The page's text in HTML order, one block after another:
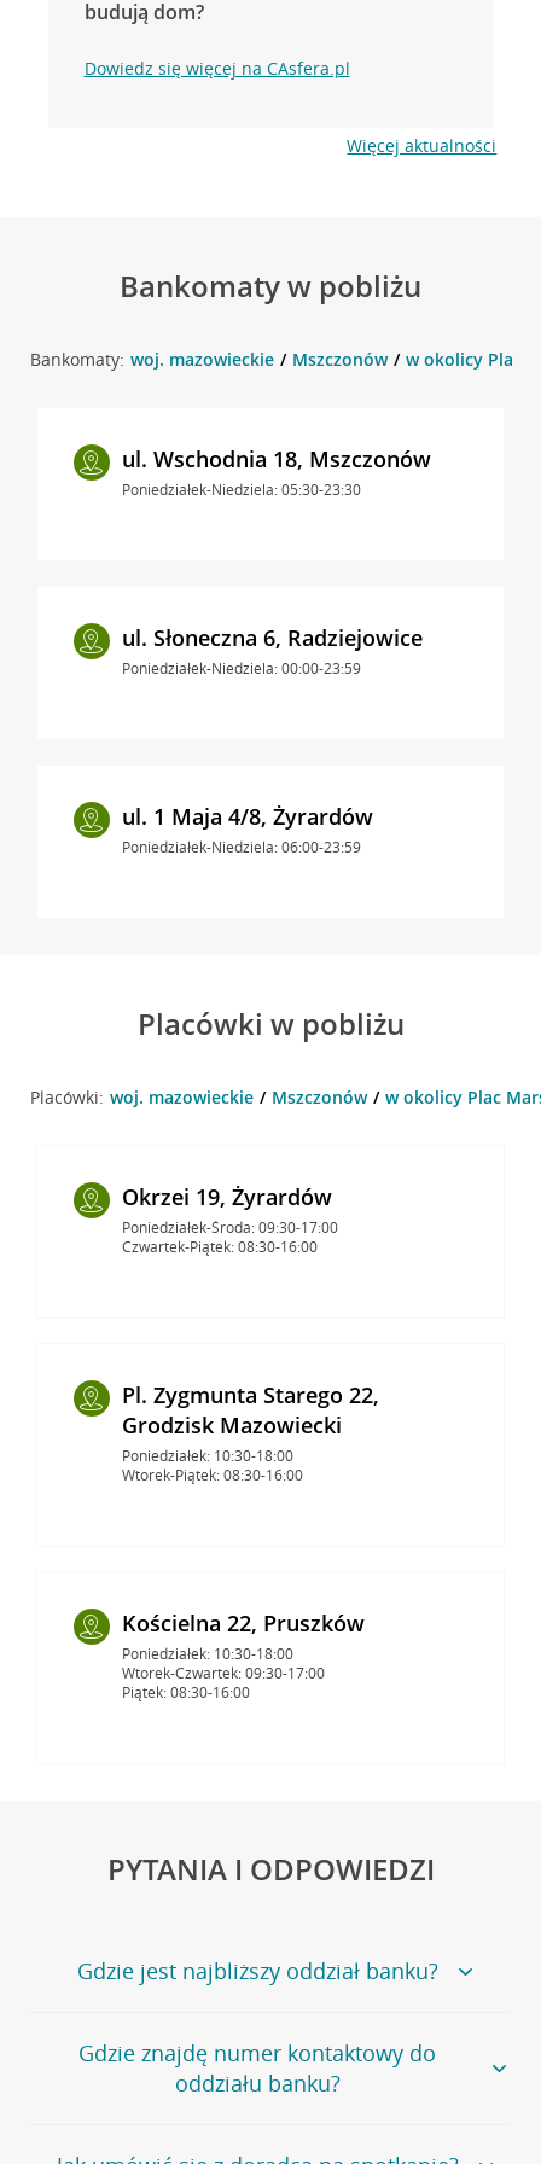
budują dom?
Dowiedz się więcej na CAsfera.pl
Więcej aktualności
Bankomaty w pobliżu
Bankomaty: woj. mazowieckie Mszczonów w okolicy Plac
ul. Wschodnia 18, Mszczonów
Poniedziałek-Niedziela: 05:30-23:30
ul. Słoneczna 6, Radziejowice
Poniedziałek-Niedziela: 00:00-23:59
ul. 1 Maja 4/8, Żyrardów
Poniedziałek-Niedziela: 06:00-23:59
Placówki w pobliżu
Placówki: woj. mazowieckie Mszczonów w okolicy Plac
Okrzei 19, Żyrardów
Poniedziałek-Środa: 09:30-17:00
Czwartek-Piątek: 08:30-16:00
Pl. Zygmunta Starego 22,
Grodzisk Mazowiecki
Poniedziałek: 10:30-18:00
Wtorek-Piątek: 08:30-16:00
Kościelna 22, Pruszków
Poniedziałek: 10:30-18:00
Wtorek-Czwartek: 09:30-17:00
Piątek: 08:30-16:00
PYTANIA I ODPOWIEDZI
Gdzie jest najbliższy oddział banku?
Jeśli szukasz oddziału naszego banku, zapraszamy na
stronęPlacówki i bankomaty, na której znajduje się
wygodna wyszukiwarka.
oddziałów
Gdzie znajdę numer kontaktowy do
oddziału banku?
Bank Credit Agricole nie udostępnia ogólnego numeru